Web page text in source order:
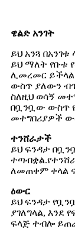
ዌልድ አንገት
ይህ አንጓ
ይህ ማለት የቡቱ
ሊመረመር
ውስጥ ያለውን
ስለዚህ ወሳኝ
በቧንቧው ውስጥ
መተግበሪያዎች
ተንሸራታች
ይህ ፍንዳታ
ለመጠቀም ቀላል
ዕውር
ይህ ፍንዳታ
ያገለግላል, እንደ
ፍላጅ ተብሎ